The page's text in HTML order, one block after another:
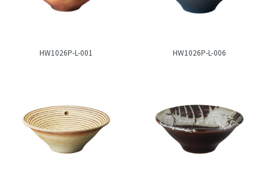
HW1026P-L-001 HW1026P-L-006